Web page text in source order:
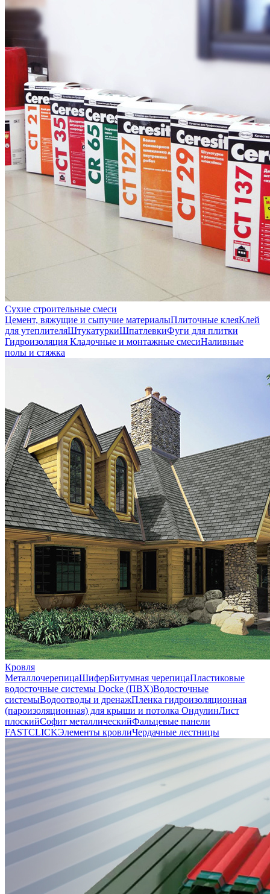
Сухие строительные смеси
Цемент, вяжущие и сыпучие материалыПлиточные клеяКлей
для утеплителяШтукатуркиШпатлевкиФуги для плитки
Гидроизоляция Кладочные и монтажные смесиНаливные
полы и стяжка
Кровля
МеталлочерепицаШиферБитумная черепицаПластиковые
водосточные системы Docke (ПВХ)Водосточные
системыВодоотводы и дренажПленка гидроизоляционная
(пароизоляционная) для крыши и потолка ОндулинЛист
плоскийСофит металлическийФальцевые панели
FASTCLICKЭлементы кровлиЧердачные лестницы